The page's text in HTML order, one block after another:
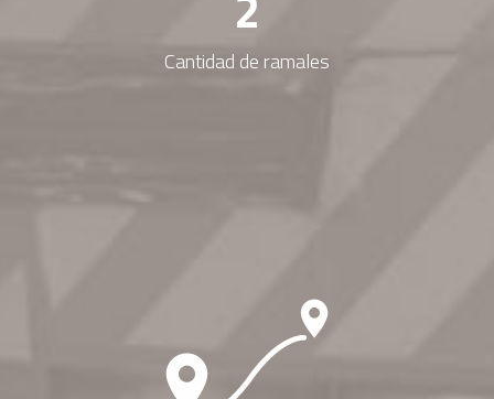
Cantidad de ramales